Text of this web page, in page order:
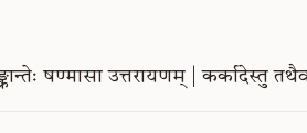
षण्मासा उत्तरायणम् कर्कादेस्तु